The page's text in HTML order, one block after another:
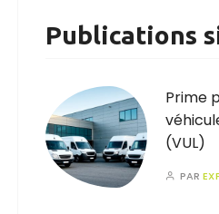
Publications
Prime
(VUL)
PAR